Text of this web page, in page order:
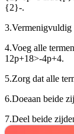
{2}-.
3.Vermenigvuldig
4.Voeg alle
12p+18>-4p+4.
5.Zorg dat alle
6.Doeaan beide
7.Deel beide